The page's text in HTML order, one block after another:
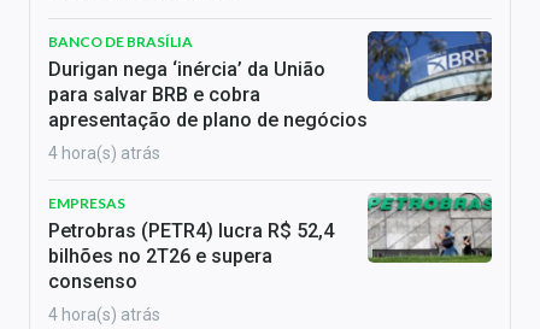
BANCO DE BRASÍLIA
Durigan nega ‘inércia’ da União
para salvar BRB e cobra
apresentação de plano de negócios
4 hora(s) atrás
EMPRESAS
Petrobras (PETR4) lucra R$ 52,4
bilhões no 2T26 e supera
consenso
4 hora(s) atrás